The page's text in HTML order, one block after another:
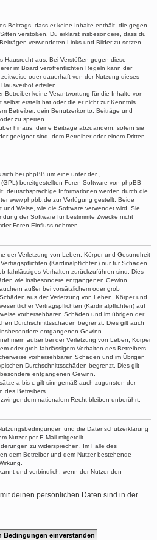
Beitrags, dass er keine Inhalte enthält, die gegen
verstoßen. Du erklärst insbesondere, dass du
verwendeten Links und Bilder zu setzen
Hausrecht aus. Bei Verstößen gegen diese
im Board veröffentlichten Regeln kann der
oder dauerhaft von der Nutzung dieses
erteilen.
Betreiber keine Verantwortung für die Inhalte von
selbst erstellt hat oder die er nicht zur Kenntnis
Betreiber, dein Benutzerkonto, Beiträge und
zu sperren.
hinaus, deine Beiträge abzuändern, sofern sie
geeignet sind, dem Betreiber oder einem Dritten
bei phpBB um eine unter der „
(GPL) bereitgestellten Foren-Software von phpBB
deutschsprachige Informationen werden durch die
www.phpbb.de zur Verfügung gestellt. Beide
Weise, wie die Software verwendet wird. Sie
der Software für bestimmte Zwecke nicht
Foren Einfluss nehmen.
der Verletzung von Leben, Körper und Gesundheit
(Kardinalpflichten) nur für Schäden,
fahrlässiges Verhalten zurückzuführen sind. Dies
wie insbesondere entgangenen Gewinn.
außer bei vorsätzlichem oder grob
aus der Verletzung von Leben, Körper und
Vertragspflichten (Kardinalpflichten) auf
vorhersehbaren Schäden und im übrigen der
Durchschnittsschäden begrenzt. Dies gilt auch
entgangenen Gewinn.
außer bei der Verletzung von Leben, Körper
oder grob fahrlässigem Verhalten des Betreibers
vorhersehbaren Schäden und im Übrigen
Durchschnittsschäden begrenzt. Dies gilt
entgangenen Gewinn.
a bis c gilt sinngemäß auch zugunsten der
des Betreibers.
nationalem Recht bleiben unberührt.
und die Datenschutzerklärung
Nutzer per E-Mail mitgeteilt.
zu widersprechen. Im Falle des
dem Betreiber und dem Nutzer bestehende
und verbindlich, wenn der Nutzer den
deinen persönlichen Daten sind in der